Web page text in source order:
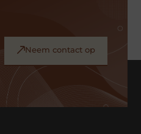
Neem contact op